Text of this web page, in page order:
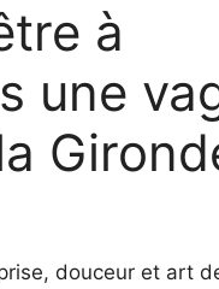
à
une
douceur et art